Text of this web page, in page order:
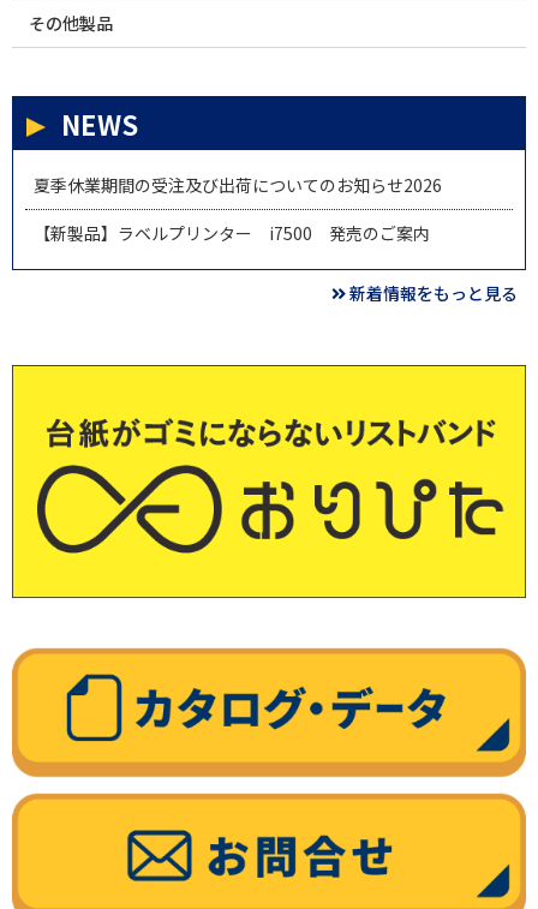
その他製品
NEWS
夏季休業期間の受注及び出荷についてのお知らせ2026
【新製品】ラベルプリンター i7500 発売のご案内
新着情報をもっと見る